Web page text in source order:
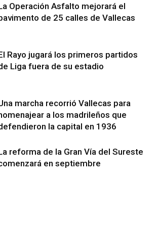
Operación Asfalto mejorará el
de 25 calles de Vallecas
Rayo jugará los primeros partidos
Liga fuera de su estadio
marcha recorrió Vallecas para
a los madrileños que
la capital en 1936
reforma de la Gran Vía del Sureste
en septiembre